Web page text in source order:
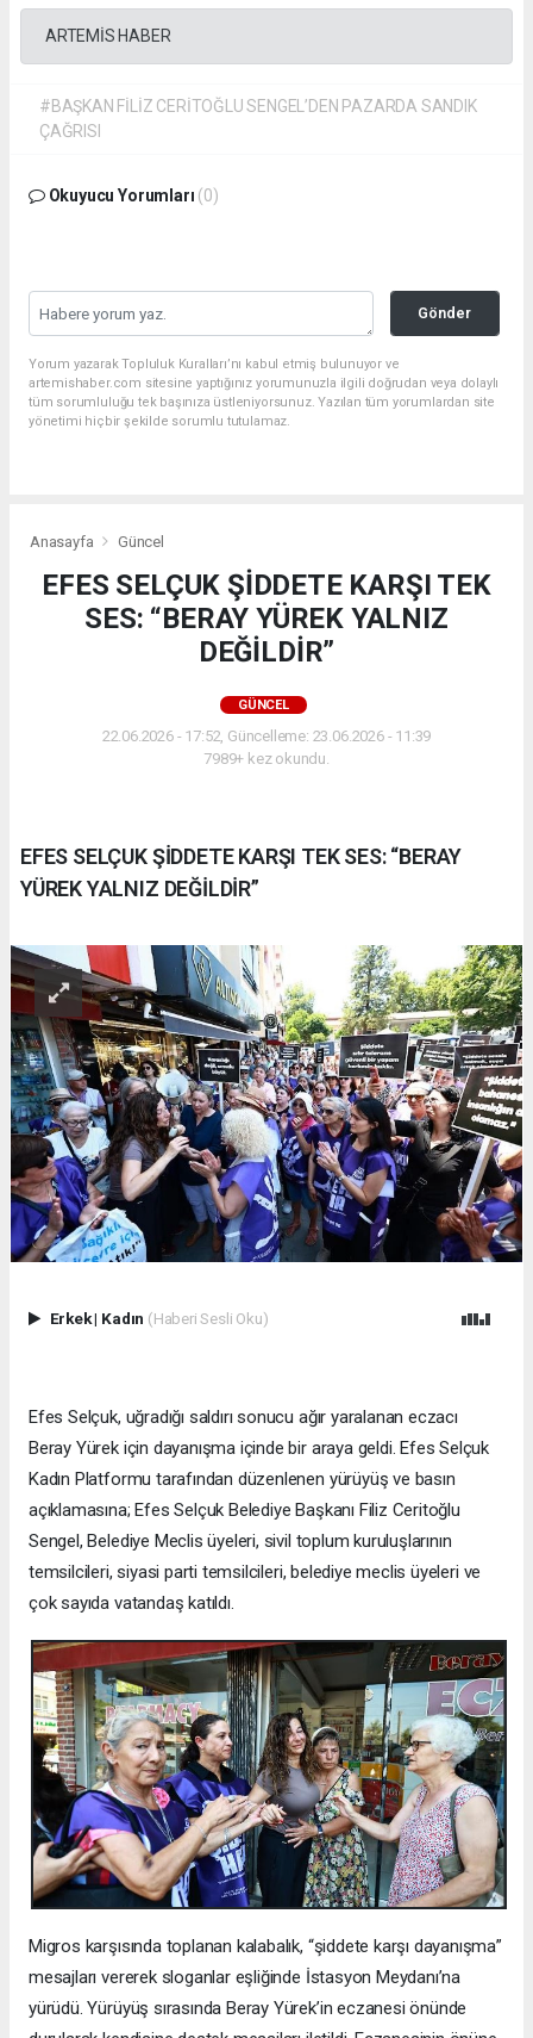
ARTEMİS HABER
#BAŞKAN FİLİZ CERİTOĞLU SENGEL’DEN PAZARDA SANDIK
ÇAĞRISI
Okuyucu Yorumları (0)
Gönder
Yorum yazarak Topluluk Kuralları’nı kabul etmiş bulunuyor ve
artemishaber.com sitesine yaptığınız yorumunuzla ilgili doğrudan veya dolaylı
tüm sorumluluğu tek başınıza üstleniyorsunuz. Yazılan tüm yorumlardan site
yönetimi hiçbir şekilde sorumlu tutulamaz.
Anasayfa Güncel
EFES SELÇUK ŞİDDETE KARŞI TEK
SES: “BERAY YÜREK YALNIZ
DEĞİLDİR”
GÜNCEL
22.06.2026 - 17:52, Güncelleme: 23.06.2026 - 11:39
7989+ kez okundu.
EFES SELÇUK ŞİDDETE KARŞI TEK SES: “BERAY
YÜREK YALNIZ DEĞİLDİR”
Erkek| Kadın (Haberi Sesli Oku)
Efes Selçuk, uğradığı saldırı sonucu ağır yaralanan eczacı
Beray Yürek için dayanışma içinde bir araya geldi. Efes Selçuk
Kadın Platformu tarafından düzenlenen yürüyüş ve basın
açıklamasına; Efes Selçuk Belediye Başkanı Filiz Ceritoğlu
Sengel, Belediye Meclis üyeleri, sivil toplum kuruluşlarının
temsilcileri, siyasi parti temsilcileri, belediye meclis üyeleri ve
çok sayıda vatandaş katıldı.
Migros karşısında toplanan kalabalık, “şiddete karşı dayanışma”
mesajları vererek sloganlar eşliğinde İstasyon Meydanı’na
yürüdü. Yürüyüş sırasında Beray Yürek’in eczanesi önünde